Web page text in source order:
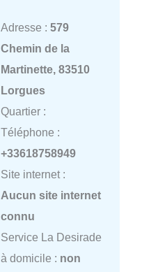
Adresse : 579
Chemin de la
Martinette, 83510
Lorgues
Quartier :
Téléphone :
+33618758949
Site internet :
Aucun site internet
connu
Service La Desirade
à domicile : non